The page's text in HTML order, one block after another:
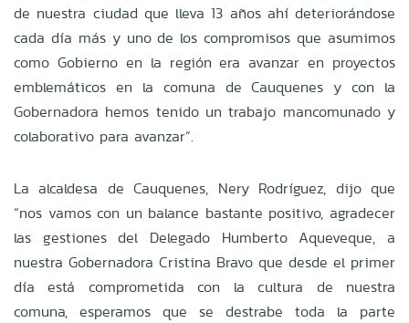
de nuestra ciudad que lleva 13 años ahí deteriorándose
cada día más y uno de los compromisos que asumimos
como Gobierno en la región era avanzar en proyectos
emblemáticos en la comuna de Cauquenes y con la
Gobernadora hemos tenido un trabajo mancomunado y
colaborativo para avanzar”.
La alcaldesa de Cauquenes, Nery Rodríguez, dijo que
“nos vamos con un balance bastante positivo, agradecer
las gestiones del Delegado Humberto Aqueveque, a
nuestra Gobernadora Cristina Bravo que desde el primer
día está comprometida con la cultura de nuestra
comuna, esperamos que se destrabe toda la parte